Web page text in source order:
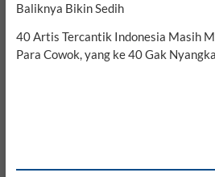
Baliknya Bikin Sedih
40 Artis Tercantik Indonesia Masih
Para Cowok, yang ke 40 Gak